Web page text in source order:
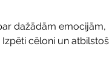
dažādām
cēloni un